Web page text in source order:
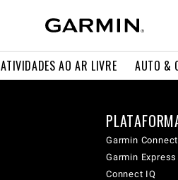
ATIVIDADES AO AR LIVRE AUTO &
Garmin Connect
Garmin Express
Connect IQ